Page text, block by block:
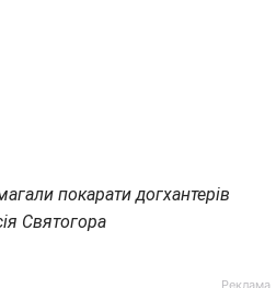
покарати догхантерів
Святогора